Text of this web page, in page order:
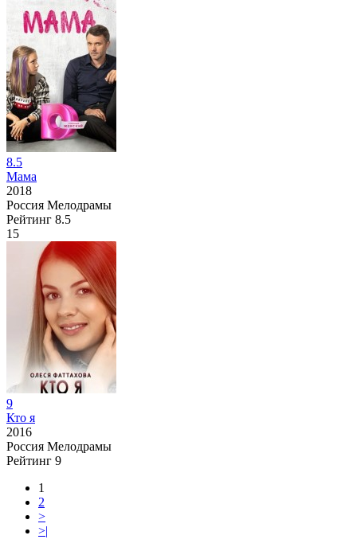
8.5
Мама
2018
Россия Мелодрамы
Рейтинг 8.5
15
9
Кто я
2016
Россия Мелодрамы
Рейтинг 9
1
2
>
>|